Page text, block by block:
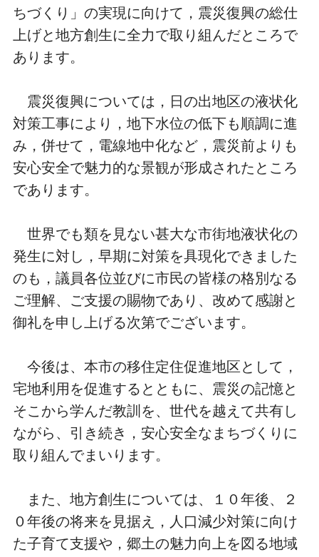
ちづくり」の実現に向けて，震災復興の総仕
上げと地方創生に全力で取り組んだところで
あります。
震災復興については，日の出地区の液状化
対策工事により，地下水位の低下も順調に進
み，併せて，電線地中化など，震災前よりも
安心安全で魅力的な景観が形成されたところ
であります。
世界でも類を見ない甚大な市街地液状化の
発生に対し，早期に対策を具現化できました
のも，議員各位並びに市民の皆様の格別なる
ご理解、ご支援の賜物であり、改めて感謝と
御礼を申し上げる次第でございます。
今後は、本市の移住定住促進地区として，
宅地利用を促進するとともに、震災の記憶と
そこから学んだ教訓を、世代を越えて共有し
ながら、引き続き，安心安全なまちづくりに
取り組んでまいります。
また、地方創生については、１０年後、２
０年後の将来を見据え，人口減少対策に向け
た子育て支援や，郷土の魅力向上を図る地域